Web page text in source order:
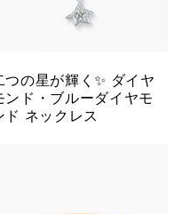
つの星が輝く✨ ダイヤ
ンド・ブルーダイヤモ
ド ネックレス